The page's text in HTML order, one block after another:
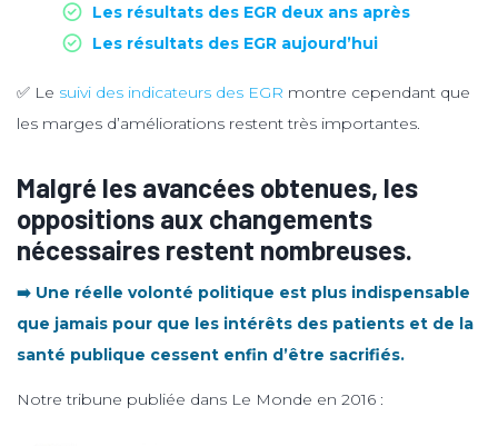
Les résultats des EGR deux ans après
Les résultats des EGR aujourd’hui
✅ Le suivi des indicateurs des EGR montre cependant que
les marges d’améliorations restent très importantes.
Malgré les avancées obtenues, les
oppositions aux changements
nécessaires restent nombreuses.
➡️ Une réelle volonté politique est plus indispensable
que jamais pour que les intérêts des patients et de la
santé publique cessent enfin d’être sacrifiés.
Notre tribune publiée dans Le Monde en 2016 :